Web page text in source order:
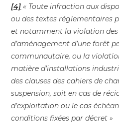
[4] « Toute infraction aux
ou des textes réglementaires
et notamment la violation des
d’aménagement d’une forêt
communautaire, ou la
matière d’installations
des clauses des cahiers de
suspension, soit en cas de
d’exploitation ou le cas
conditions fixées par décret »